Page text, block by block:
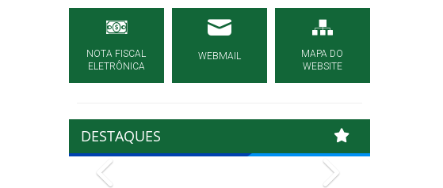
NOTA FISCAL
ELETRÔNICA
WEBMAIL
MAPA DO
WEBSITE
DESTAQUES